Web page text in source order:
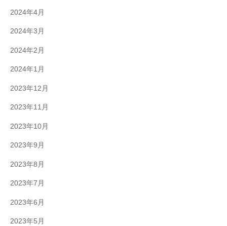
2024年4月
2024年3月
2024年2月
2024年1月
2023年12月
2023年11月
2023年10月
2023年9月
2023年8月
2023年7月
2023年6月
2023年5月